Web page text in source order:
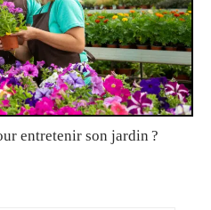
entretenir son jardin ?